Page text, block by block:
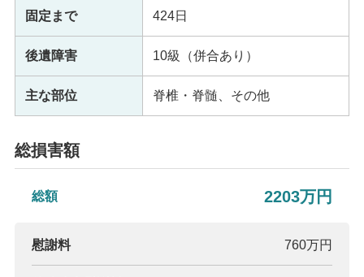
固定まで 424日
後遺障害 10級（併合あり）
主な部位 脊椎・脊髄、その他
総損害額
総額 2203万円
慰謝料 760万円